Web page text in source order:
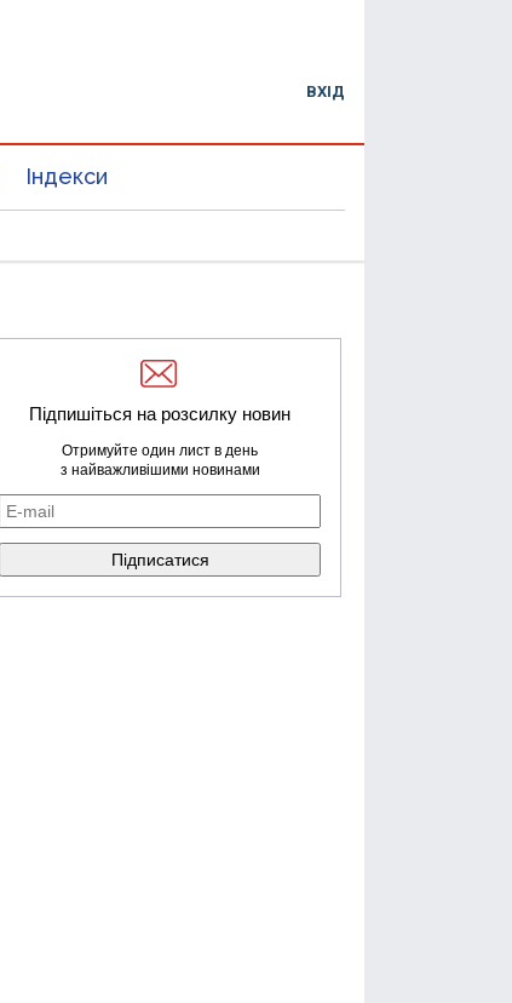
ВХІД
Індекси
Підпишіться на розсилку новин
Отримуйте один лист в день
з найважливішими новинами